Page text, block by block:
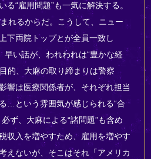
“雇用問題”も一気に解決する。
れるからだ。こうして、ニュー
下両院トップとが全員一致し
早い話が、われわれは“豊かな経
的、大麻の取り締まりは警察
響は医療関係者が、それぞれ担当
…という雰囲気が感じられる“合
ず、大麻による“諸問題”も含め
収入を増やすため、雇用を増やす
えないが、そこはそれ「アメリカ